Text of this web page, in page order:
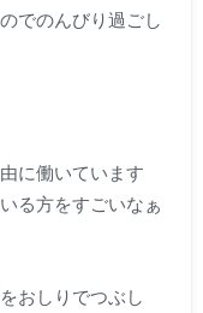
でのんびり過ごし
に働いています
る方をすごいなぁ
おしりでつぶし